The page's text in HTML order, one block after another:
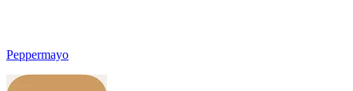
Peppermayo